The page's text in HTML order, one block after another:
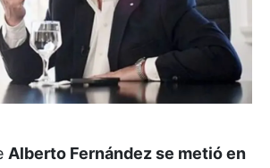
Alberto Fernández se metió en